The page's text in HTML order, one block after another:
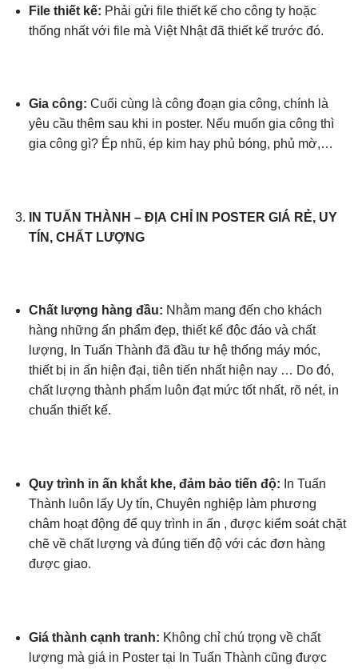
File thiết kế: Phải gửi file thiết kế cho công ty hoặc
thống nhất với file mà Việt Nhật đã thiết kế trước đó.
Gia công: Cuối cùng là công đoạn gia công, chính là
yêu cầu thêm sau khi in poster. Nếu muốn gia công thì
gia công gì? Ép nhũ, ép kim hay phủ bóng, phủ mờ,…
IN TUẤN THÀNH – ĐỊA CHỈ IN POSTER GIÁ RẺ, UY
TÍN, CHẤT LƯỢNG
Chất lượng hàng đầu: Nhằm mang đến cho khách
hàng những ấn phẩm đẹp, thiết kế độc đáo và chất
lượng, In Tuấn Thành đã đầu tư hệ thống máy móc,
thiết bị in ấn hiện đại, tiên tiến nhất hiện nay … Do đó,
chất lượng thành phẩm luôn đạt mức tốt nhất, rõ nét, in
chuẩn thiết kế.
Quy trình in ấn khắt khe, đảm bảo tiến độ: In Tuấn
Thành luôn lấy Uy tín, Chuyên nghiệp làm phương
châm hoạt động để quy trình in ấn , được kiểm soát chặt
chẽ về chất lượng và đúng tiến độ với các đơn hàng
được giao.
Giá thành cạnh tranh: Không chỉ chú trọng về chất
lượng mà giá in Poster tại In Tuấn Thành cũng được